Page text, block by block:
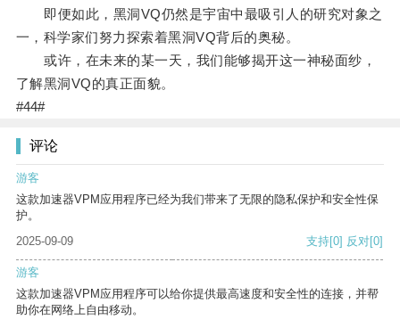
即便如此，黑洞VQ仍然是宇宙中最吸引人的研究对象之
一，科学家们努力探索着黑洞VQ背后的奥秘。
或许，在未来的某一天，我们能够揭开这一神秘面纱，
了解黑洞VQ的真正面貌。
#44#
评论
游客
这款加速器VPM应用程序已经为我们带来了无限的隐私保护和安全性保
护。
2025-09-09
支持[0] 反对[0]
游客
这款加速器VPM应用程序可以给你提供最高速度和安全性的连接，并帮
助你在网络上自由移动。